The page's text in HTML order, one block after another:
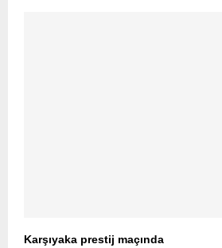
Karşıyaka prestij maçında